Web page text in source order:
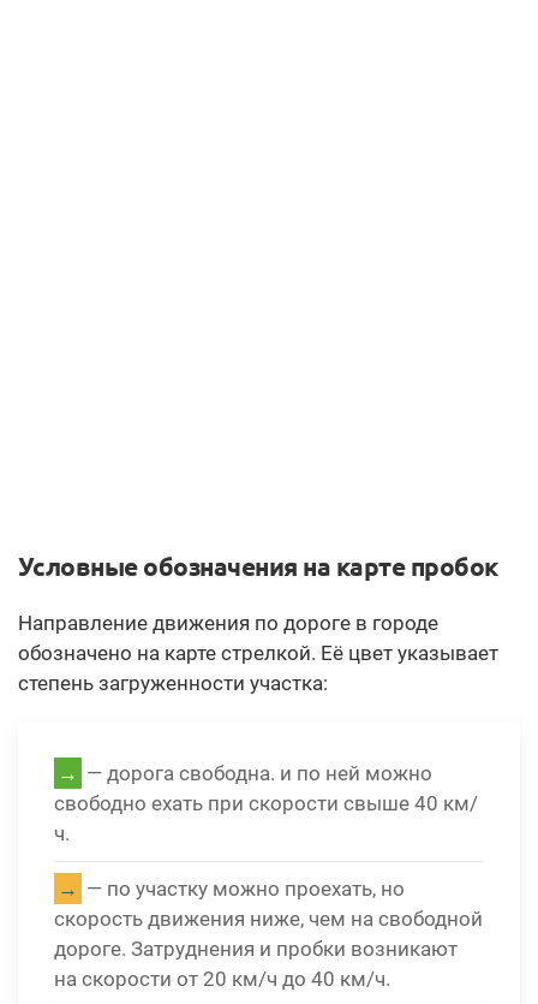
Условные обозначения на карте пробок
Направление движения по дороге в городе
обозначено на карте стрелкой. Её цвет указывает
степень загруженности участка:
→ — дорога свободна. и по ней можно
свободно ехать при скорости свыше 40 км/
ч.
→ — по участку можно проехать, но
скорость движения ниже, чем на свободной
дороге. Затруднения и пробки возникают
на скорости от 20 км/ч до 40 км/ч.